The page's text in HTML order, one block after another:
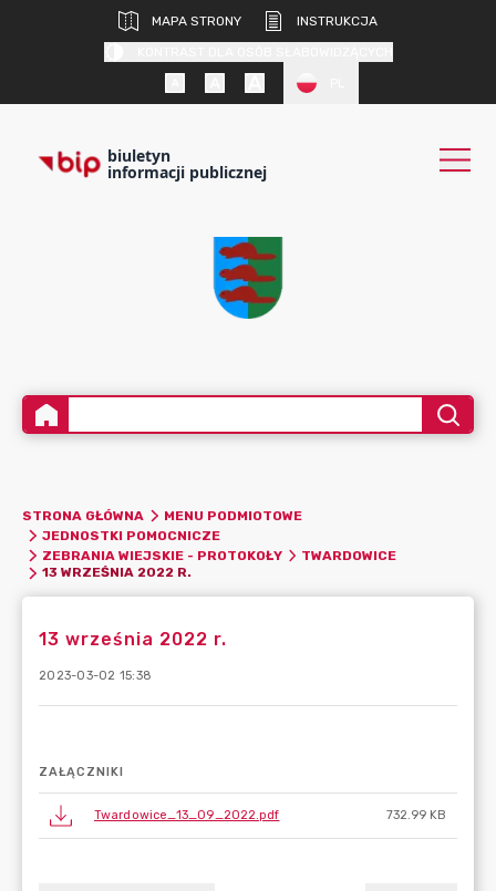
MAPA STRONY
INSTRUKCJA
biuletyn
informacji publicznej
STRONA GŁÓWNA
MENU PODMIOTOWE
JEDNOSTKI POMOCNICZE
ZEBRANIA WIEJSKIE - PROTOKOŁY
TWARDOWICE
13 WRZEŚNIA 2022 R.
13 września 2022 r.
2023-03-02 15:38
ZAŁĄCZNIKI
Twardowice_13_09_2022.pdf 732.99 KB